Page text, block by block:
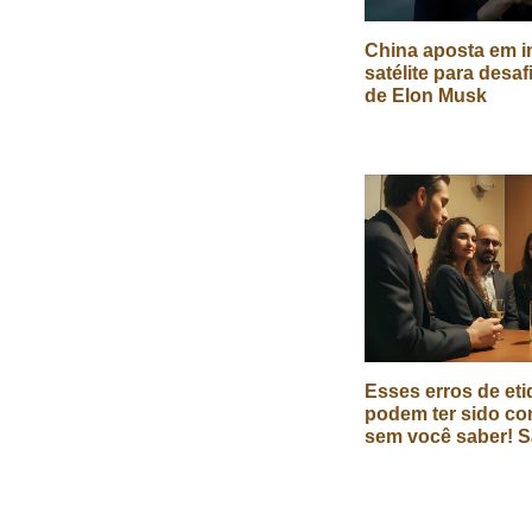
China aposta em
satélite para
de Elon Musk
Esses erros de
podem ter sido
sem você saber!